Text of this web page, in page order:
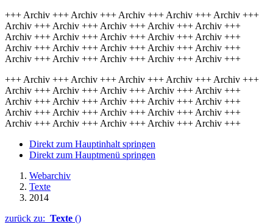
+++ Archiv +++ Archiv +++ Archiv +++ Archiv +++ Archiv +++
Archiv +++ Archiv +++ Archiv +++ Archiv +++ Archiv +++
Archiv +++ Archiv +++ Archiv +++ Archiv +++ Archiv +++
Archiv +++ Archiv +++ Archiv +++ Archiv +++ Archiv +++
Archiv +++ Archiv +++ Archiv +++ Archiv +++ Archiv +++
+++ Archiv +++ Archiv +++ Archiv +++ Archiv +++ Archiv +++
Archiv +++ Archiv +++ Archiv +++ Archiv +++ Archiv +++
Archiv +++ Archiv +++ Archiv +++ Archiv +++ Archiv +++
Archiv +++ Archiv +++ Archiv +++ Archiv +++ Archiv +++
Archiv +++ Archiv +++ Archiv +++ Archiv +++ Archiv +++
Direkt zum Hauptinhalt springen
Direkt zum Hauptmenü springen
Webarchiv
Texte
2014
zurück zu: Texte ()